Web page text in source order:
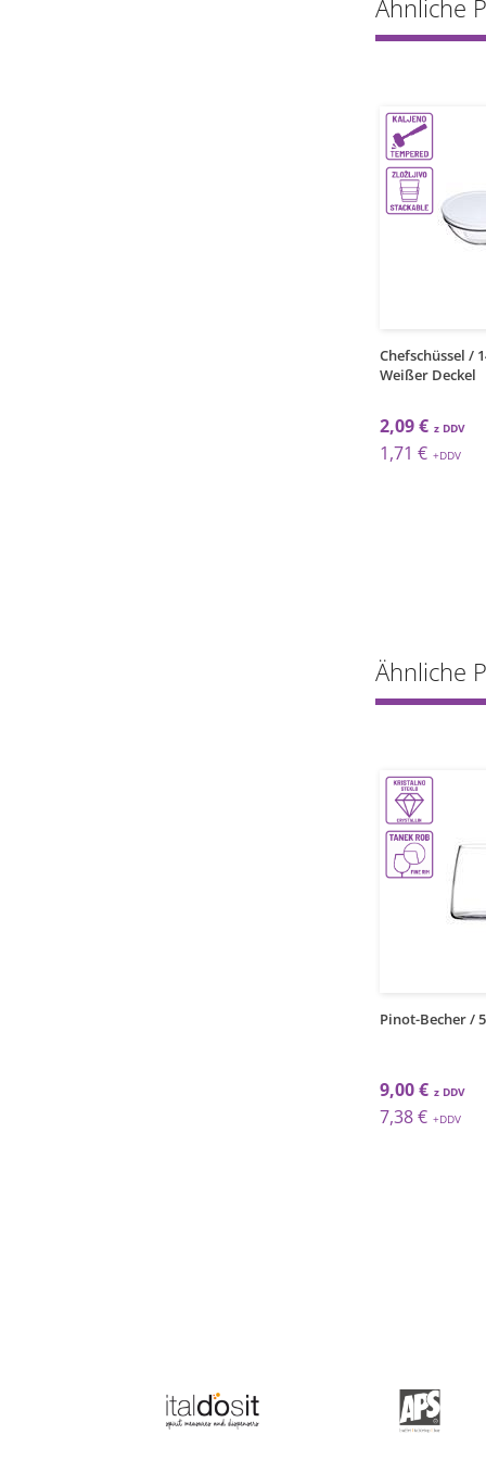
Ähnliche
Chefschüssel /
Weißer Deckel
2,09 €
1,71 €
Ähnliche
Pinot-Becher /
9,00 €
7,38 €